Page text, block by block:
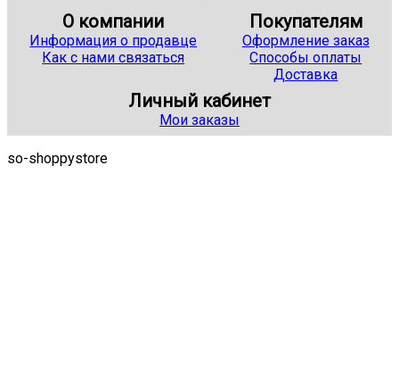
О компании
Информация о продавце
Как с нами связаться
Покупателям
Оформление заказ
Способы оплаты
Доставка
Личный кабинет
Мои заказы
so-shoppystore